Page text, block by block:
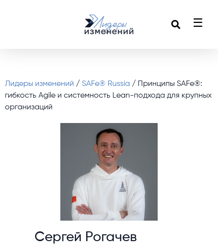
☰
Лидеры изменений / SAFe® Russia / Принципы SAFe®:
гибкость Agile и системность Lean-подхода для крупных
организаций
Сергей Рогачев